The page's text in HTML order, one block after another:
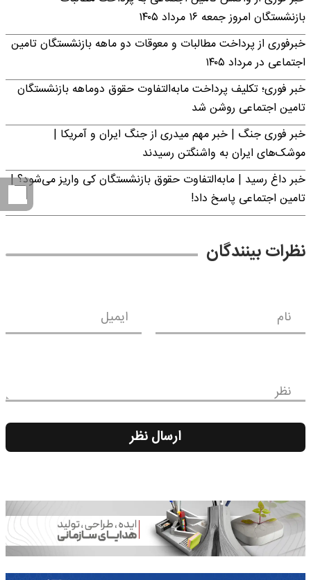
بازنشستگان امروز جمعه ۱۶ مرداد ۱۴۰۵
خبرفوری از پرداخت مطالبات و معوقات دو ماهه بازنشستگان تامین
اجتماعی در مرداد ۱۴۰۵
خبر فوری؛ تکلیف پرداخت مابه‌التفاوت حقوق دوماهه بازنشستگان
تامین اجتماعی روشن شد
خبر فوری جنگ | خبر مهم میدری از جنگ ایران و آمریکا |
موشک‌های ایران به واشنگتن رسیدند
خبر داغ رسید | مابه‌التفاوت حقوق بازنشستگان کی واریز می‌شود؟ |
تامین اجتماعی پاسخ داد!
نظرات بینندگان
نام ایمیل
نظر
ارسال نظر